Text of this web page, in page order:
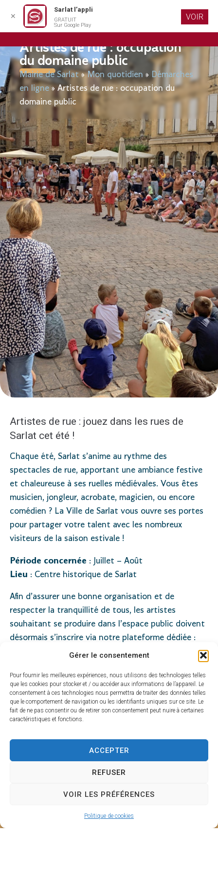
Gérer le consentement
Pour fournir les meilleures expériences, nous utilisons des technologies telles
que les cookies pour stocker et / ou accéder aux informations de l’appareil. Le
consentement à ces technologies nous permettra de traiter des données telles
que le comportement de navigation ou les identifiants uniques sur ce site. Le
fait de ne pas consentir ou de retirer son consentement peut nuire à certaines
caractéristiques et fonctions.
ACCEPTER
REFUSER
VOIR LES PRÉFÉRENCES
Politique de cookies
contenu
Artistes de rue : occupation
du domaine public
Mairie de Sarlat »Mon quotidien » Démarches
en ligne » Artistes de rue : occupation du
domaine public
Artistes de rue : jouez dans les rues de
Sarlat cet été !
Chaque été, Sarlat s’anime au rythme des
spectacles de rue, apportant une ambiance festive
et chaleureuse à ses ruelles médiévales. Vous êtes
musicien, jongleur, acrobate, magicien, ou encore
comédien ? La Ville de Sarlat vous ouvre ses portes
pour partager votre talent avec les nombreux
visiteurs de la saison estivale !
Période concernée : Juillet – Août
Lieu : Centre historique de Sarlat
Afin d’assurer une bonne organisation et de
respecter la tranquillité de tous, les artistes
souhaitant se produire dans l’espace public doivent
désormais s’inscrire via notre plateforme dédiée :
L’inscription estgratuite et obligatoire ici :
https://artiste-hub.lovable.app/
Elle permet :
De garantir une diversité artistique dans les rues
D’assurer un cadre harmonieux pour tous
(artistes, commerçants, habitants et visiteurs)
✕
Sarlat l’appli
GRATUIT
Sur Google Play
VOIR